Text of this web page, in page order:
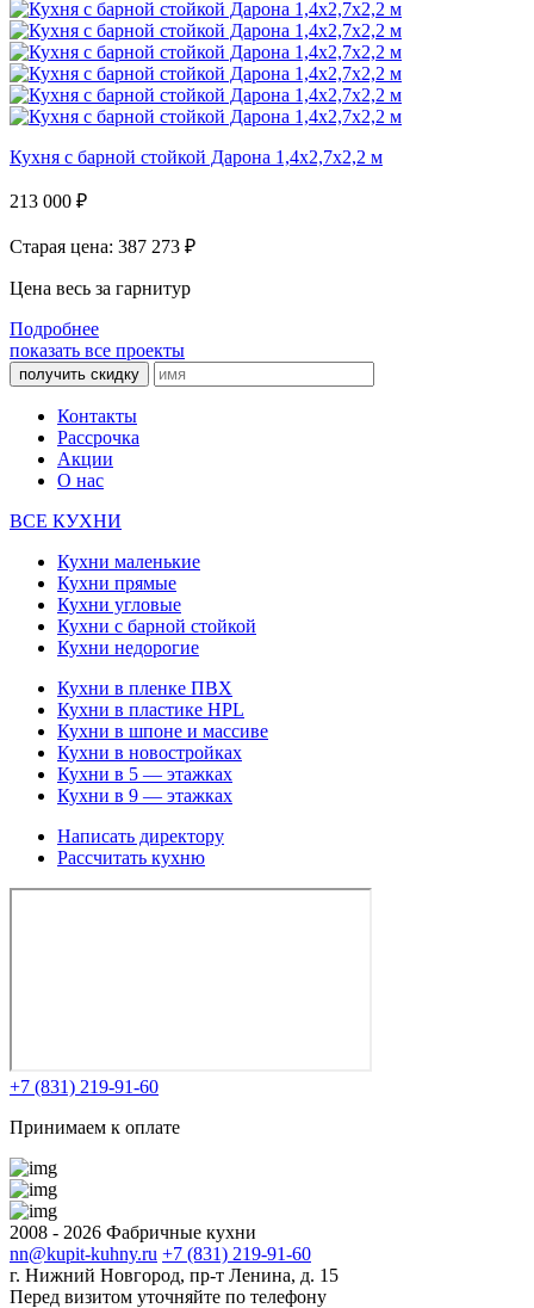
Кухня с барной стойкой Дарона 1,4х2,7х2,2 м
213 000 ₽
Старая цена: 387 273 ₽
Цена весь за гарнитур
Подробнее
показать все проекты
получить скидку
Контакты
Рассрочка
Акции
О нас
ВСЕ КУХНИ
Кухни маленькие
Кухни прямые
Кухни угловые
Кухни с барной стойкой
Кухни недорогие
Кухни в пленке ПВХ
Кухни в пластике HPL
Кухни в шпоне и массиве
Кухни в новостройках
Кухни в 5 — этажках
Кухни в 9 — этажках
Написать директору
Рассчитать кухню
+7 (831) 219-91-60
Принимаем к оплате
2008 - 2026 Фабричные кухни
nn@kupit-kuhny.ru +7 (831) 219-91-60
г. Нижний Новгород, пр-т Ленина, д. 15
Перед визитом уточняйте по телефону